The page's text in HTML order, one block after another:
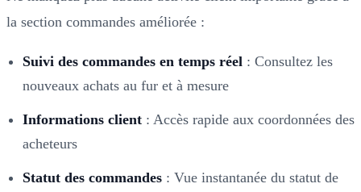
la section commandes améliorée :
Suivi des commandes en temps réel : Consultez les
nouveaux achats au fur et à mesure
Informations client : Accès rapide aux coordonnées des
acheteurs
Statut des commandes : Vue instantanée du statut de